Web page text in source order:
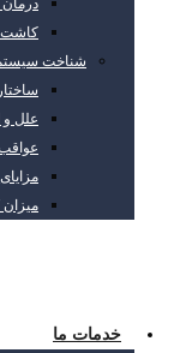
کاشت
شناخت
علل و
خدمات ما